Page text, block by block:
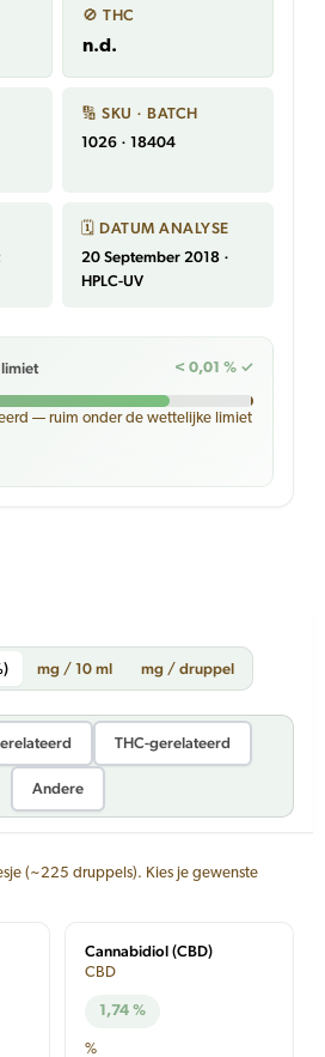
🚫 THC
n.d.
🔢 SKU · BATCH
1026 · 18404
🗓 DATUM ANALYSE
20 September 2018 ·
HPLC-UV
< 0,01 % ✓
— ruim onder de wettelijke limiet
mg / 10 ml
mg / druppel
THC-gerelateerd
Andere
(~225 druppels). Kies je gewenste
Cannabidiol (CBD)
CBD
1,74 %
%